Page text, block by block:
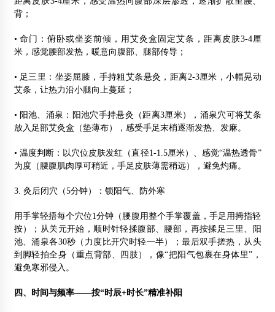
背；
• 命门：俯卧或坐姿前倾，用艾灸盒固定艾条，距离皮肤3-4厘
米，感觉腰部发热，暖意向腹部、腿部传导；
• 足三里：坐姿屈膝，手持粗艾条悬灸，距离2-3厘米，小幅晃动
艾条，让热力沿小腿向上蔓延；
• 阳池、涌泉：阳池穴手持悬灸（距离3厘米），涌泉穴可将艾条
放入足部艾灸盒（垫薄布），感受手足末梢逐渐发热、发麻。
• 温度判断：以穴位皮肤发红（直径1-1.5厘米）、感觉“温热透骨”
为度（腰腹肌肉厚可稍近，手足皮肤薄需稍远），避免灼痛。
3. 灸后闭穴（5分钟）：锁阳气、防外寒
用手掌轻捂每个穴位1分钟（腰腹用整个手掌覆盖，手足用拇指轻
按）；从关元开始，顺时针轻揉腹部、腰部，再按揉足三里、阳
池、涌泉各30秒（力度比开穴时轻一半）；最后双手搓热，从头
到脚轻拍全身（重点背部、四肢），像“把阳气包裹在身体里”，
避免寒邪侵入。
四、时间与频率——按“时辰+时长”精准补阳